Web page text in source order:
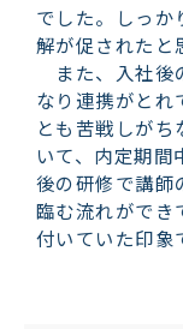
でした。しっか
解が促されたと
また、入社後
なり連携がとれ
とも苦戦しが
いて、内定期
後の研修で講師
臨む流れができ
付いていた印象